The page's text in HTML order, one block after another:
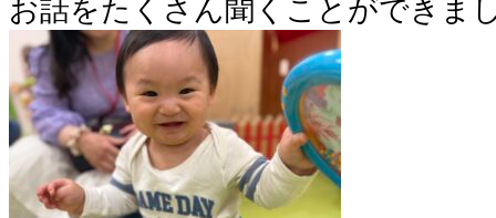
お話をたくさん聞くことができま